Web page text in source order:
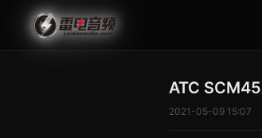
ATC
2021-05-09 15:07